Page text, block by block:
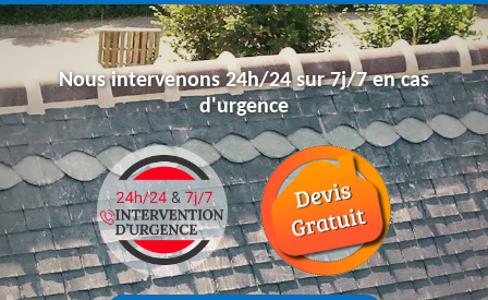
Nous intervenons 24h/24 sur 7j/7 en cas
d'urgence